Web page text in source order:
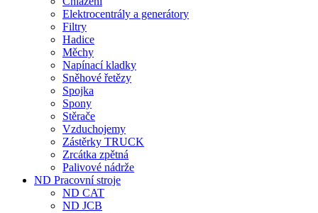
Elektrocentrály a generátory
Filtry
Hadice
Měchy
Napínací kladky
Sněhové řetězy
Spojka
Spony
Stěrače
Vzduchojemy
Zástěrky TRUCK
Zrcátka zpětná
Palivové nádrže
ND Pracovní stroje
ND CAT
ND JCB